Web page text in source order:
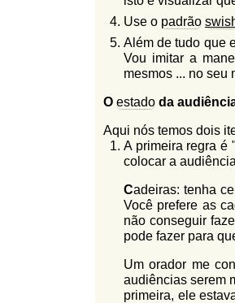
Use o padrão
Além de tudo que
Vou imitar a
mesmos ... no seu
O estado da
Aqui nós temos dois
A primeira regra é
colocar a
Cadeiras: tenha
Você prefere as
não conseguir
pode fazer para
Um orador me
audiências serem
primeira, ele